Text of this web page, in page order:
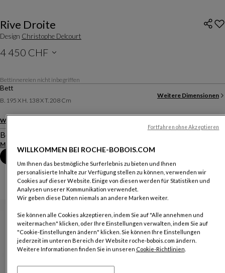
Rive Droite
Design Christophe Delcourt
4 450 CHF
Bettinnereien nicht inbegriffen
Bett
B. 195 X H. 138 X T. 208 Cm
Weitere Dimensionen
Weitere Ausführungen
Beschreibung
Mehr anzeigen
WILLKOMMEN BEI ROCHE-BOBOIS.COM
Um Ihnen das bestmögliche Surferlebnis zu bieten und Ihnen
personalisierte Inhalte zur Verfügung stellen zu können, verwenden wir
Cookies auf dieser Website. Einige von diesen werden für Statistiken und
Analysen unserer Kommunikation verwendet.
Wir geben diese Daten niemals an andere Marken weiter.
Sie können alle Cookies akzeptieren, indem Sie auf "Alle annehmen und
weitermachen" klicken, oder Ihre Einstellungen verwalten, indem Sie auf
"Cookie-Einstellungen ändern" klicken. Sie können Ihre Einstellungen
jederzeit im unteren Bereich der Website roche-bobois.com ändern.
Weitere Informationen finden Sie in unseren Cookie-Richtlinien
Fortfahren ohne Akzeptieren